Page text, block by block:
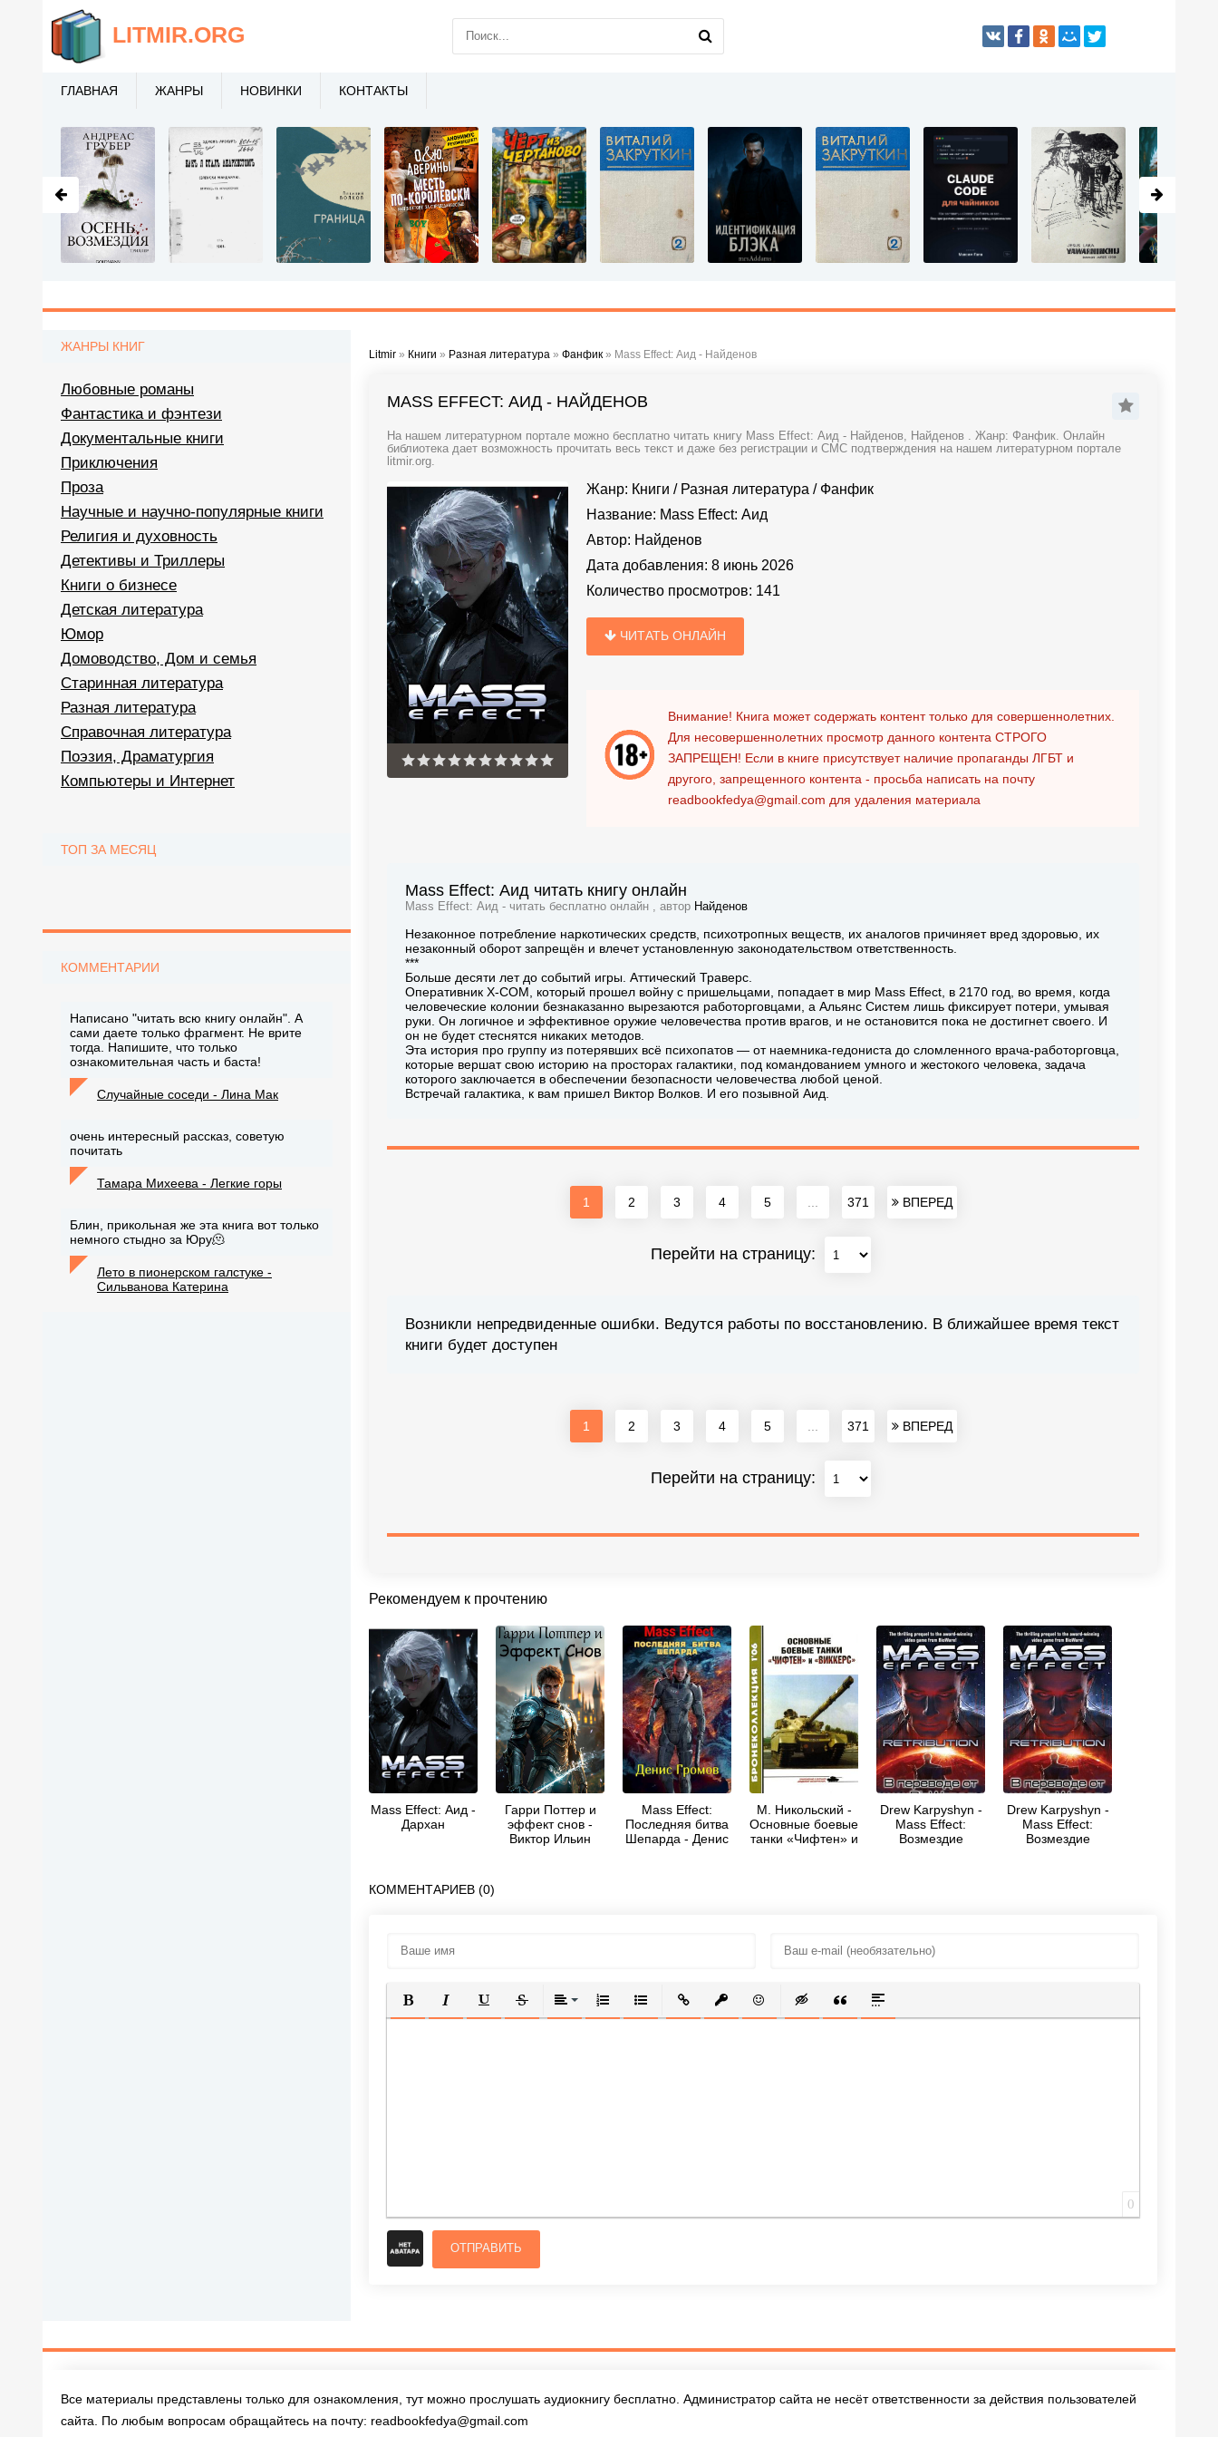
Litmir » Книги » Разная литература » Фанфик » Mass Effect: Аид - Найденов
MASS EFFECT: АИД - НАЙДЕНОВ
На нашем литературном портале можно бесплатно читать книгу Mass Effect: Аид - Найденов, Найденов . Жанр: Фанфик. Онлайн
библиотека дает возможность прочитать весь текст и даже без регистрации и СМС подтверждения на нашем литературном портале
litmir.org.
Жанр: Книги / Разная литература / Фанфик
Название: Mass Effect: Аид
Автор: Найденов
Дата добавления: 8 июнь 2026
Количество просмотров: 141
ЧИТАТЬ ОНЛАЙН
Внимание! Книга может содержать контент только для совершеннолетних.
Для несовершеннолетних просмотр данного контента СТРОГО
ЗАПРЕЩЕН! Если в книге присутствует наличие пропаганды ЛГБТ и
другого, запрещенного контента - просьба написать на почту
readbookfedya@gmail.com для удаления материала
Mass Effect: Аид читать книгу онлайн
Mass Effect: Аид - читать бесплатно онлайн , автор Найденов
Незаконное потребление наркотических средств, психотропных веществ, их аналогов причиняет вред здоровью, их
незаконный оборот запрещён и влечет установленную законодательством ответственность.
***
Больше десяти лет до событий игры. Аттический Траверс.
Оперативник X-COM, который прошел войну с пришельцами, попадает в мир Mass Effect, в 2170 год, во время, когда
человеческие колонии безнаказанно вырезаются работорговцами, а Альянс Систем лишь фиксирует потери, умывая
руки. Он логичное и эффективное оружие человечества против врагов, и не остановится пока не достигнет своего. И
он не будет стеснятся никаких методов.
Эта история про группу из потерявших всё психопатов — от наемника-гедониста до сломленного врача-работорговца,
которые вершат свою историю на просторах галактики, под командованием умного и жестокого человека, задача
которого заключается в обеспечении безопасности человечества любой ценой.
Встречай галактика, к вам пришел Виктор Волков. И его позывной Аид.
1 2 3 4 5 371 ВПЕРЕД
Перейти на страницу:
Возникли непредвиденные ошибки. Ведутся работы по восстановлению. В ближайшее время текст
книги будет доступен
1 2 3 4 5 371 ВПЕРЕД
Перейти на страницу:
Рекомендуем к прочтению
Mass Effect: Аид -
Дархан
Гарри Поттер и
эффект снов -
Виктор Ильин
Mass Effect:
Последняя битва
Шепарда - Денис
М. Никольский -
Основные боевые
танки «Чифтен» и
Drew Karpyshyn -
Mass Effect:
Возмездие
Drew Karpyshyn -
Mass Effect:
Возмездие
КОММЕНТАРИЕВ (0)
ПОЛУЖИРНЫЙ
КУРСИВПОДЧЕРКНУТЫЙ
ЗАЧЕРКНУТЫЙВЫРАВНИВАНИЕ
НУМЕРОВАННЫЙ СПИСОК
МАРКИРОВАННЫЙ СПИСОК
ВСТАВИТЬ ССЫЛКУ
ВСТАВИТЬ ЗАЩИЩЕННУЮ ССЫЛКУ
ВСТАВИТЬ СМАЙЛИК
ВСТАВКА СКРЫТОГО ТЕКСТА
ВСТАВКА ЦИТАТЫ
ВСТАВКА СПОЙЛЕРА
0
ОТПРАВИТЬ
ЖАНРЫ КНИГ
Любовные романы
Фантастика и фэнтези
Документальные книги
Приключения
Проза
Научные и научно-популярные книги
Религия и духовность
Детективы и Триллеры
Книги о бизнесе
Детская литература
Юмор
Домоводство, Дом и семья
Старинная литература
Разная литература
Справочная литература
Поэзия, Драматургия
Компьютеры и Интернет
ТОП ЗА МЕСЯЦ
КОММЕНТАРИИ
Написано "читать всю книгу онлайн". А
сами даете только фрагмент. Не врите
тогда. Напишите, что только
ознакомительная часть и баста!
Случайные соседи - Лина Мак
очень интересный рассказ, советую
почитать
Тамара Михеева - Легкие горы
Блин, прикольная же эта книга вот только
немного стыдно за Юру🫠
Лето в пионерском галстуке -
Сильванова Катерина
LITMIR.ORG
ГЛАВНАЯ ЖАНРЫ НОВИНКИ КОНТАКТЫ
Все материалы представлены только для ознакомления, тут можно прослушать аудиокнигу бесплатно. Администратор сайта не несёт ответственности за действия пользователей
сайта. По любым вопросам обращайтесь на почту: readbookfedya@gmail.com